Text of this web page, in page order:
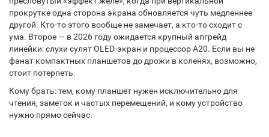
прокрутке одна сторона экрана обновляется чуть медленнее
другой. Кто-то этого вообще не замечает, а кто-то сходит с
ума. Второе — в 2026 году ожидается крупный апгрейд
линейки: слухи сулят OLED-экран и процессор A20. Если вы не
фанат компактных планшетов до дрожи в коленях, возможно,
стоит потерпеть.
Кому брать: тем, кому планшет нужен исключительно для
чтения, заметок и частых перемещений, и кому устройство
нужно прямо сейчас.